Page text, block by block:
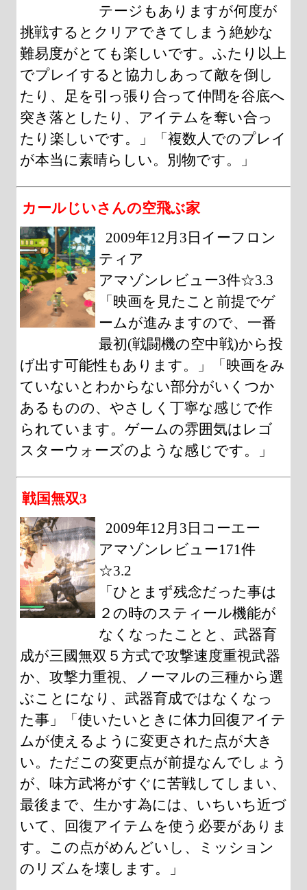
テージもありますが何度が
挑戦するとクリアできてしまう絶妙な
難易度がとても楽しいです。ふたり以上
でプレイすると協力しあって敵を倒し
たり、足を引っ張り合って仲間を谷底へ
突き落としたり、アイテムを奪い合っ
たり楽しいです。」「複数人でのプレイ
が本当に素晴らしい。別物です。」
カールじいさんの空飛ぶ家
2009年12月3日イーフロン
ティア
アマゾンレビュー3件☆3.3
「映画を見たこと前提でゲ
ームが進みますので、一番
最初(戦闘機の空中戦)から投
げ出す可能性もあります。」「映画をみ
ていないとわからない部分がいくつか
あるものの、やさしく丁寧な感じで作
られています。ゲームの雰囲気はレゴ
スターウォーズのような感じです。」
戦国無双3
2009年12月3日コーエー
アマゾンレビュー171件
☆3.2
「ひとまず残念だった事は
２の時のスティール機能が
なくなったことと、武器育
成が三國無双５方式で攻撃速度重視武器
か、攻撃力重視、ノーマルの三種から選
ぶことになり、武器育成ではなくなっ
た事」「使いたいときに体力回復アイテ
ムが使えるように変更された点が大き
い。ただこの変更点が前提なんでしょう
が、味方武将がすぐに苦戦してしまい、
最後まで、生かす為には、いちいち近づ
いて、回復アイテムを使う必要がありま
す。この点がめんどいし、ミッション
のリズムを壊します。」